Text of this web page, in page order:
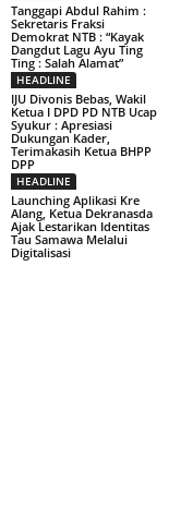
Tanggapi Abdul Rahim :
Sekretaris Fraksi
Demokrat NTB : “Kayak
Dangdut Lagu Ayu Ting
Ting : Salah Alamat”
HEADLINE
IJU Divonis Bebas, Wakil
Ketua I DPD PD NTB Ucap
Syukur : Apresiasi
Dukungan Kader,
Terimakasih Ketua BHPP
DPP
HEADLINE
Launching Aplikasi Kre
Alang, Ketua Dekranasda
Ajak Lestarikan Identitas
Tau Samawa Melalui
Digitalisasi